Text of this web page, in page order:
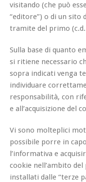
visitando (che può
“editore”) o di un sito
tramite del primo
Sulla base di quanto
si ritiene necessario
sopra indicati venga
individuare
responsabilità, con
e all’acquisizione del
Vi sono molteplici
possibile porre in
l’informativa e
cookie nell’ambito
installati dalle “terze